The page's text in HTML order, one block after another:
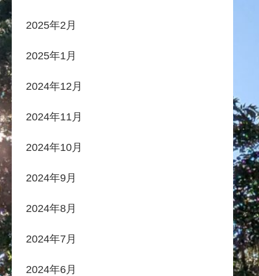
2025年2月
2025年1月
2024年12月
2024年11月
2024年10月
2024年9月
2024年8月
2024年7月
2024年6月